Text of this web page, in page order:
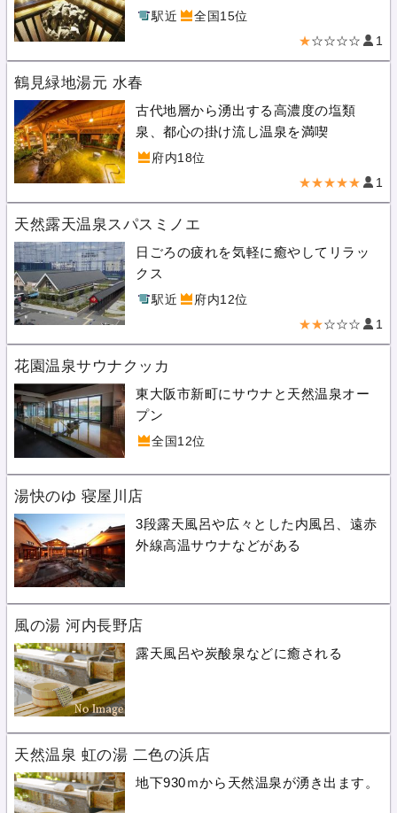
駅近 全国15位
★☆☆☆☆ 1
鶴見緑地湯元 水春
古代地層から湧出する高濃度の塩類
泉、都心の掛け流し温泉を満喫
府内18位
★★★★★ 1
天然露天温泉スパスミノエ
日ごろの疲れを気軽に癒やしてリラッ
クス
駅近 府内12位
★★☆☆☆ 1
花園温泉サウナクッカ
東大阪市新町にサウナと天然温泉オー
プン
全国12位
湯快のゆ 寝屋川店
3段露天風呂や広々とした内風呂、遠赤
外線高温サウナなどがある
風の湯 河内長野店
露天風呂や炭酸泉などに癒される
天然温泉 虹の湯 二色の浜店
地下930ｍから天然温泉が湧き出ます。